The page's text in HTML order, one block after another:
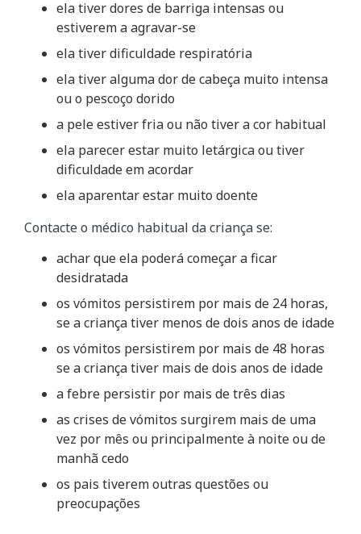
ela tiver dores de barriga intensas ou
estiverem a agravar-se
ela tiver dificuldade respiratória
ela tiver alguma dor de cabeça muito intensa
ou o pescoço dorido
a pele estiver fria ou não tiver a cor habitual
ela parecer estar muito letárgica ou tiver
dificuldade em acordar
ela aparentar estar muito doente
Contacte o médico habitual da criança se:
achar que ela poderá começar a ficar
desidratada
os vómitos persistirem por mais de 24 horas,
se a criança tiver menos de dois anos de idade
os vómitos persistirem por mais de 48 horas
se a criança tiver mais de dois anos de idade
a febre persistir por mais de três dias
as crises de vómitos surgirem mais de uma
vez por mês ou principalmente à noite ou de
manhã cedo
os pais tiverem outras questões ou
preocupações